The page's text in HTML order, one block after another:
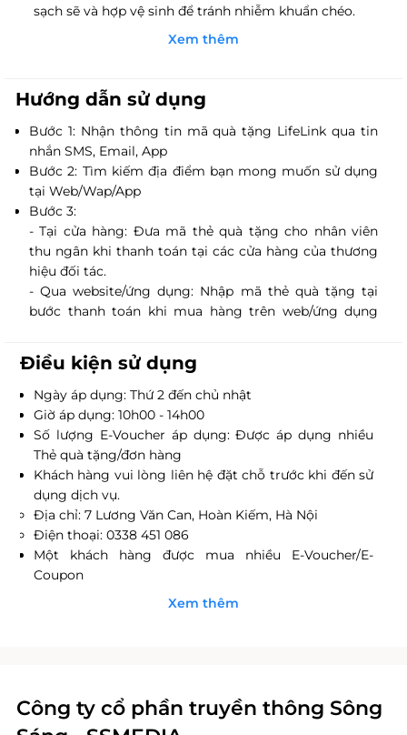
sạch sẽ và hợp vệ sinh để tránh nhiễm khuẩn chéo.
Không gian ấm cúng, gần gũi cùng với cách trang trí
nhẹn, luôn sẵn sàng phục vụ khách hàng.
Xem thêm
Hướng dẫn sử dụng
Bước 1: Nhận thông tin mã quà tặng LifeLink qua tin
nhắn SMS, Email, App
Bước 2: Tìm kiếm địa điểm bạn mong muốn sử dụng
tại Web/Wap/App
Bước 3:
- Tại cửa hàng: Đưa mã thẻ quà tặng cho nhân viên
thu ngân khi thanh toán tại các cửa hàng của thương
hiệu đối tác.
- Qua website/ứng dụng: Nhập mã thẻ quà tặng tại
bước thanh toán khi mua hàng trên web/ứng dụng
Điều kiện sử dụng
Ngày áp dụng: Thứ 2 đến chủ nhật
Giờ áp dụng: 10h00 - 14h00
Số lượng E-Voucher áp dụng: Được áp dụng nhiều
Thẻ quà tặng/đơn hàng
Khách hàng vui lòng liên hệ đặt chỗ trước khi đến sử
dụng dịch vụ.
Địa chỉ: 7 Lương Văn Can, Hoàn Kiếm, Hà Nội
Điện thoại: 0338 451 086
Một khách hàng được mua nhiều E-Voucher/E-
Coupon
E-Voucher/E-Coupon không có giá trị quy đổi thành
Xem thêm
Công ty cổ phần truyền thông Sông